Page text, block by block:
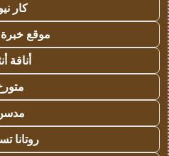
كار
موقع خبرة
أناقة
روتانا